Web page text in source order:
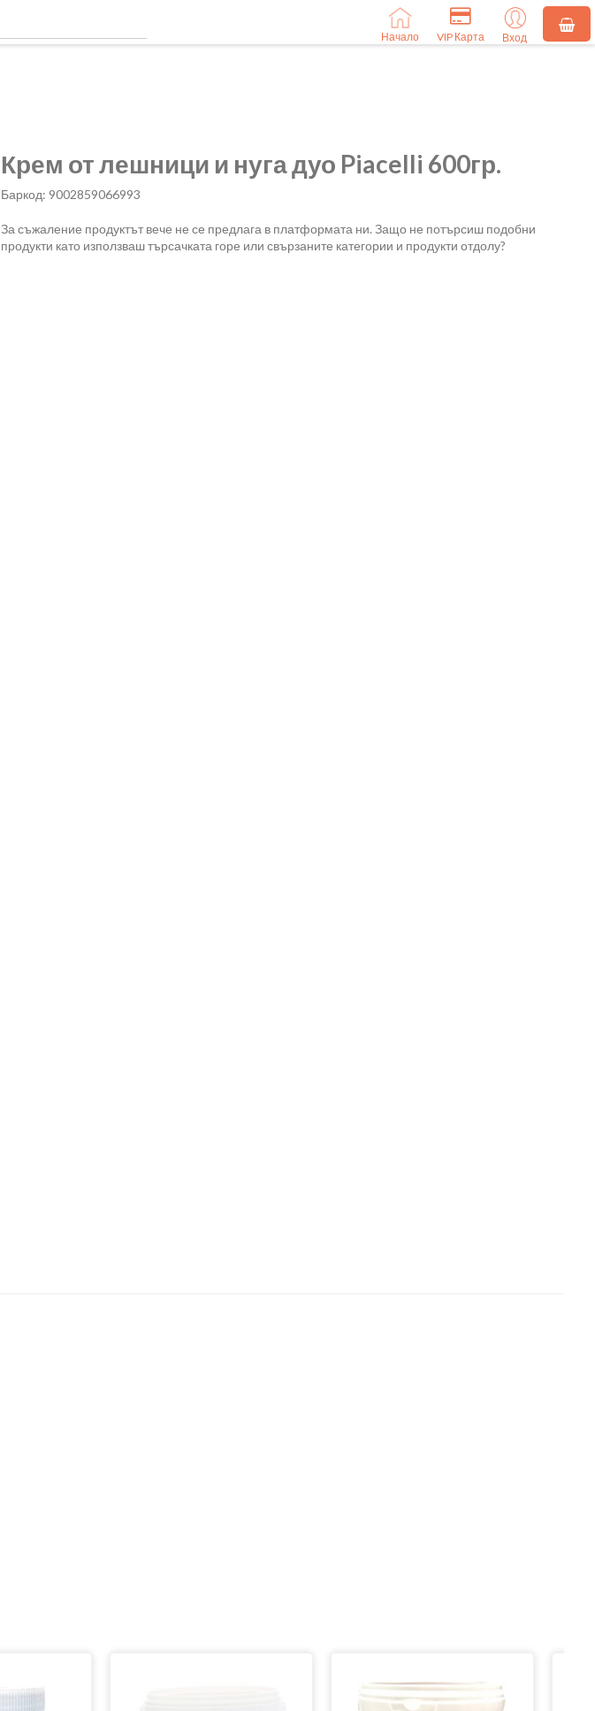
Начало VIP Карта Вход
Крем от лешници и нуга дуо Piacelli 600гр.
Баркод: 9002859066993
За съжаление продуктът вече не се предлага в платформата ни. Защо не потърсиш подобни
продукти като използваш търсачката горе или свързаните категории и продукти отдолу?